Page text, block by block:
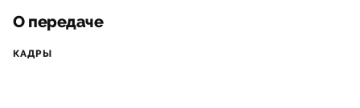
О передаче
КАДРЫ